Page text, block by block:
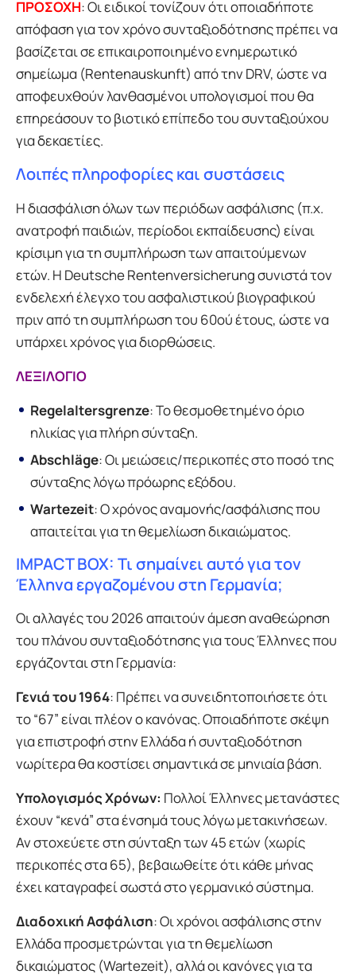
ΠΡΟΣΟΧΗ: Οι ειδικοί τονίζουν ότι οποιαδήποτε
απόφαση για τον χρόνο συνταξιοδότησης πρέπει να
βασίζεται σε επικαιροποιημένο ενημερωτικό
σημείωμα (Rentenauskunft) από την DRV, ώστε να
αποφευχθούν λανθασμένοι υπολογισμοί που θα
επηρεάσουν το βιοτικό επίπεδο του συνταξιούχου
για δεκαετίες.
Λοιπές πληροφορίες και συστάσεις
Η διασφάλιση όλων των περιόδων ασφάλισης (π.χ.
ανατροφή παιδιών, περίοδοι εκπαίδευσης) είναι
κρίσιμη για τη συμπλήρωση των απαιτούμενων
ετών. Η Deutsche Rentenversicherung συνιστά τον
ενδελεχή έλεγχο του ασφαλιστικού βιογραφικού
πριν από τη συμπλήρωση του 60ού έτους, ώστε να
υπάρχει χρόνος για διορθώσεις.
ΛΕΞΙΛΟΓΙΟ
Regelaltersgrenze: Το θεσμοθετημένο όριο
ηλικίας για πλήρη σύνταξη.
Abschläge: Οι μειώσεις/περικοπές στο ποσό της
σύνταξης λόγω πρόωρης εξόδου.
Wartezeit: Ο χρόνος αναμονής/ασφάλισης που
απαιτείται για τη θεμελίωση δικαιώματος.
IMPACT BOX: Τι σημαίνει αυτό για τον
Έλληνα εργαζομένου στη Γερμανία;
Οι αλλαγές του 2026 απαιτούν άμεση αναθεώρηση
του πλάνου συνταξιοδότησης για τους Έλληνες που
εργάζονται στη Γερμανία:
Γενιά του 1964: Πρέπει να συνειδητοποιήσετε ότι
το “67” είναι πλέον ο κανόνας. Οποιαδήποτε σκέψη
για επιστροφή στην Ελλάδα ή συνταξιοδότηση
νωρίτερα θα κοστίσει σημαντικά σε μηνιαία βάση.
Υπολογισμός Χρόνων: Πολλοί Έλληνες μετανάστες
έχουν “κενά” στα ένσημά τους λόγω μετακινήσεων.
Αν στοχεύετε στη σύνταξη των 45 ετών (χωρίς
περικοπές στα 65), βεβαιωθείτε ότι κάθε μήνας
έχει καταγραφεί σωστά στο γερμανικό σύστημα.
Διαδοχική Ασφάλιση: Οι χρόνοι ασφάλισης στην
Ελλάδα προσμετρώνται για τη θεμελίωση
δικαιώματος (Wartezeit), αλλά οι κανόνες για τα